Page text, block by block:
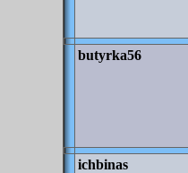
butyrka56
ichbinas